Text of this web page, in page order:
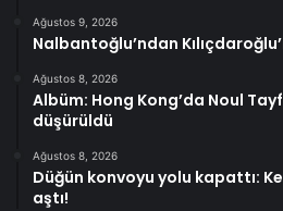
Ağustos 9, 2026
Nalbantoğlu’ndan
Ağustos 8, 2026
Albüm: Hong Kong’da Noul
düşürüldü
Ağustos 8, 2026
Düğün konvoyu yolu kapattı:
aştı!